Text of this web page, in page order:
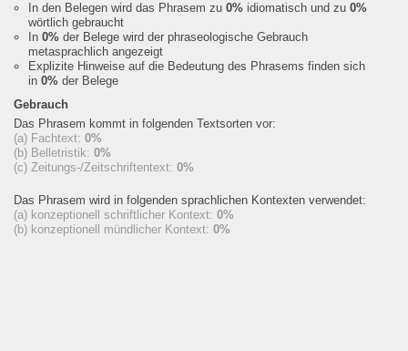
In den Belegen wird das Phrasem zu 0% idiomatisch und zu 0%
wörtlich gebraucht
In 0% der Belege wird der phraseologische Gebrauch
metasprachlich angezeigt
Explizite Hinweise auf die Bedeutung des Phrasems finden sich
in 0% der Belege
Gebrauch
Das Phrasem kommt in folgenden Textsorten vor:
(a) Fachtext: 0%
(b) Belletristik: 0%
(c) Zeitungs-/Zeitschriftentext: 0%
Das Phrasem wird in folgenden sprachlichen Kontexten verwendet:
(a) konzeptionell schriftlicher Kontext: 0%
(b) konzeptionell mündlicher Kontext: 0%